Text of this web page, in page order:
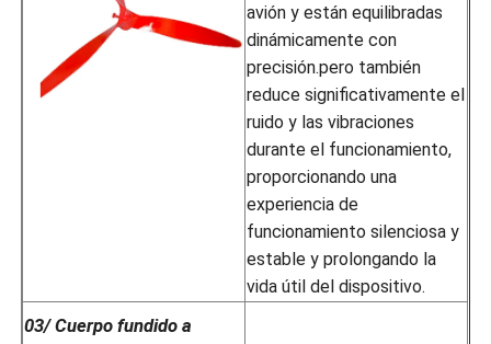
avión y están equilibradas
dinámicamente con
precisión.pero también
reduce significativamente el
ruido y las vibraciones
durante el funcionamiento,
proporcionando una
experiencia de
funcionamiento silenciosa y
estable y prolongando la
vida útil del dispositivo.
03/ Cuerpo fundido a